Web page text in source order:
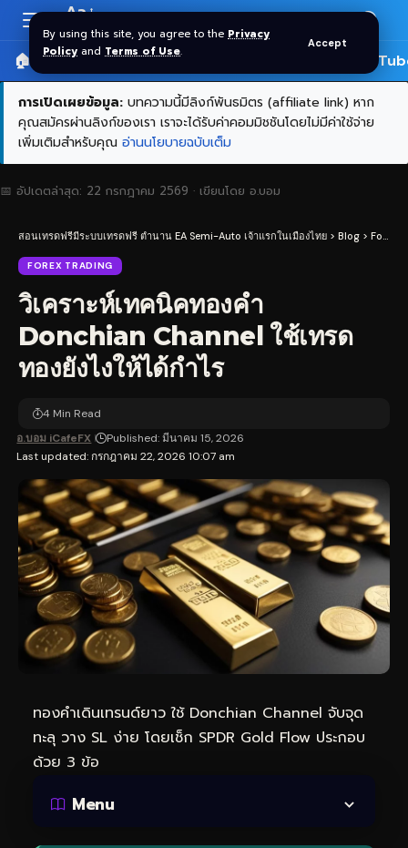
By using this site, you agree to the Privacy
Policy and Terms of Use.
Accept
Resizer
Aa
🏠 หน้าแรก ราคาทอง SPDR 🎬
การเปิดเผยข้อมูล: บทความนี้มีลิงก์พันธมิตร (affiliate link) หาก
คุณสมัครผ่านลิงก์ของเรา เราจะได้รับค่าคอมมิชชันโดยไม่มีค่าใช้จ่าย
เพิ่มเติมสำหรับคุณ อ่านนโยบายฉบับเต็ม
📅 อัปเดตล่าสุด: 22 กรกฎาคม 2569 · เขียนโดย อ.บอม
สอนเทรดฟรีมีระบบเทรดฟรี ตำนาน EA Semi-Auto เจ้าแรกในเมืองไทย > Blog > Forex Trading
FOREX TRADING
วิเคราะห์เทคนิคทองคำ
Donchian Channel ใช้เทรด
ทองยังไงให้ได้กำไร
Last updated: กรกฎาคม 22, 2026 10:07 am
อ.บอม iCafeFX Published: มีนาคม 15, 2026
4 Min Read
ทองคำเดินเทรนด์ยาว ใช้ Donchian Channel จับจุด
ทะลุ วาง SL ง่าย โดยเช็ก SPDR Gold Flow ประกอบ
ด้วย 3 ข้อ
Menu